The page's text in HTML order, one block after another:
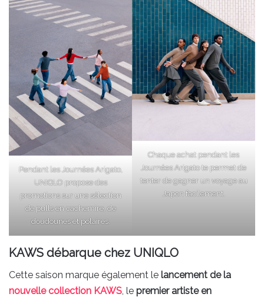
Pendant les Journées Arigato,
UNIQLO propose des
promotions sur une sélection
de pulls en cachemire, de
doudounes et polaires.
Chaque achat pendant les
Journées Arigato te permet de
tenter de gagner un voyage au
Japon facilement.
KAWS débarque chez UNIQLO
Cette saison marque également le lancement de la
nouvelle collection KAWS , le premier artiste en